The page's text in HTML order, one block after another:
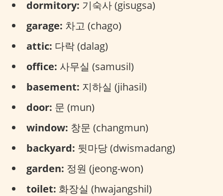
dormitory: 기숙사 (gisugsa)
garage: 차고 (chago)
attic: 다락 (dalag)
office: 사무실 (samusil)
basement: 지하실 (jihasil)
door: 문 (mun)
window: 창문 (changmun)
backyard: 뒷마당 (dwismadang)
garden: 정원 (jeong-won)
toilet: 화장실 (hwajangshil)